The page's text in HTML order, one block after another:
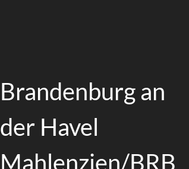
Brandenburg an
der Havel
Mahlenzien/BRB